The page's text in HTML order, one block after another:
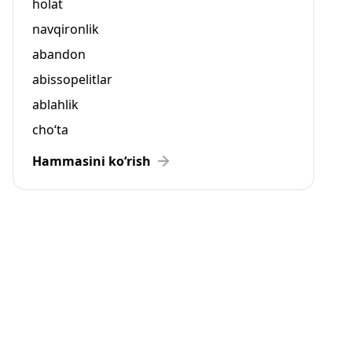
holat
navqironlik
abandon
abissopelitlar
ablahlik
cho‘ta
Hammasini ko‘rish